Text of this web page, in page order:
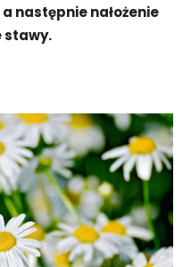
następnie nałożenie
stawy.